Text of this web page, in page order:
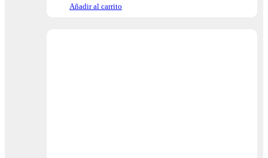
Añadir al carrito